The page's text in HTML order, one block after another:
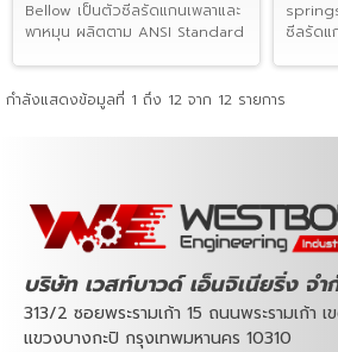
Bellow เป็นตัวซีลรัดแกนเพลาและ
พาหมุน ผลิตตาม ANSI Standard
ซีลรัดแ
กำลังแสดงข้อมูลที่ 1 ถึง 12 จาก 12 รายการ
บริษัท เวสท์บาวด์ เอ็นจิเนียริ่ง จำ
313/2 ซอยพระรามเก้า 15 ถนนพระรามเก้า เ
แขวงบางกะปิ กรุงเทพมหานคร 10310